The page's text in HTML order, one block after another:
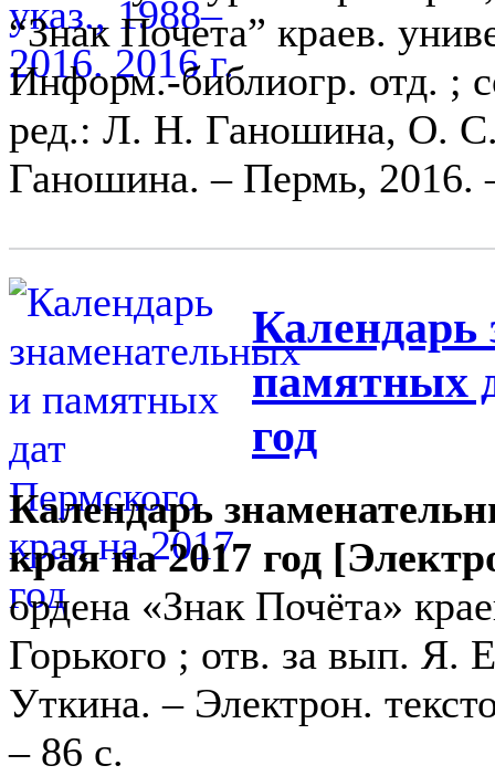
“Знак Почета” краев.
Информ.-библиогр. отд. ;
ред.: Л. Н. Ганошина, О.
Ганошина. – Пермь, 2016.
Календарь
памятных
год
Календарь
края на 2017 год
ордена «Знак Почёта»
Горького ; отв. за вып. Я.
Уткина. – Электрон.
– 86 с.